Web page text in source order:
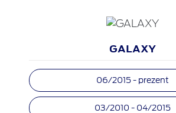
GALAXY
06/2015 - prezent
03/2010 - 04/2015